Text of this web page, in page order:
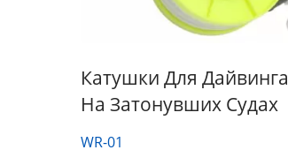
Катушки Для Дайвинга
На Затонувших Судах
WR-01